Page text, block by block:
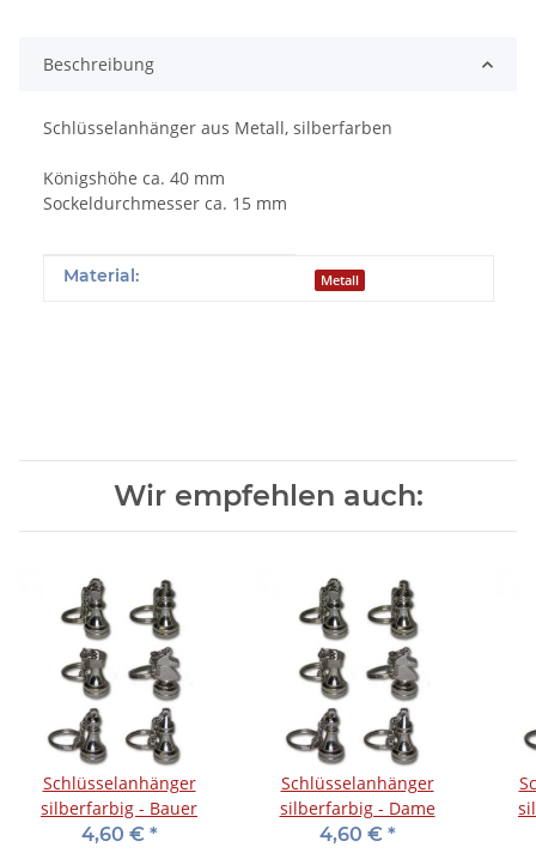
Beschreibung
Schlüsselanhänger aus Metall, silberfarben
Königshöhe ca. 40 mm
Sockeldurchmesser ca. 15 mm
Produkteigenschaft
Wert
Material: Metall
Wir empfehlen auch:
Schlüsselanhänger
silberfarbig - Bauer
4,60 € *
Schlüsselanhänger
silberfarbig - Dame
4,60 € *